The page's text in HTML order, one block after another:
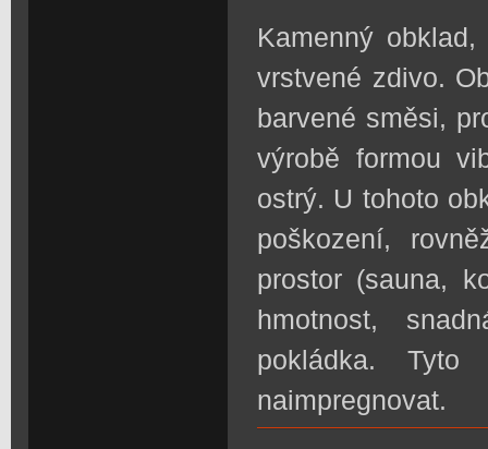
Kamenný
vrstvené zdivo.
barvené směsi,
výrobě formou
ostrý. U tohoto
poškození,
prostor (sauna,
hmotnost,
pokládka.
naimpregnovat.